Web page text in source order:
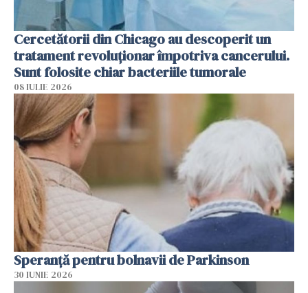
Cercetătorii din Chicago au descoperit un
tratament revoluționar împotriva cancerului.
Sunt folosite chiar bacteriile tumorale
08 IULIE 2026
Speranță pentru bolnavii de Parkinson
30 IUNIE 2026